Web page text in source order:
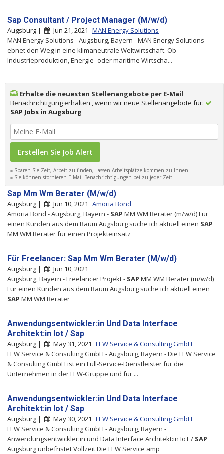
Sap Consultant / Project Manager (M/w/d)
Augsburg | Jun 21, 2021 MAN Energy Solutions
MAN Energy Solutions - Augsburg, Bayern - MAN Energy Solutions
ebnet den Weg in eine klimaneutrale Weltwirtschaft. Ob
Industrieproduktion, Energie- oder maritime Wirtscha...
Erhalte die neuesten Stellenangebote per E-Mail
Benachrichtigung erhalten , wenn wir neue Stellenangebote für:
SAP Jobs in Augsburg
Sparen Sie Zeit, Arbeit zu finden, Lassen Arbeitsplätze kommen zu Ihnen.
Sie können stornieren E-Mail Benachrichtigungen bei zu jeder Zeit.
Sap Mm Wm Berater (M/w/d)
Augsburg | Jun 10, 2021 Amoria Bond
Amoria Bond - Augsburg, Bayern - SAP MM WM Berater (m/w/d) Für
einen Kunden aus dem Raum Augsburg suche ich aktuell einen SAP
MM WM Berater für einen Projekteinsatz
Für Freelancer: Sap Mm Wm Berater (M/w/d)
Augsburg |
Jun 10, 2021
Augsburg, Bayern - Freelancer Projekt - SAP MM WM Berater (m/w/d)
Für einen Kunden aus dem Raum Augsburg suche ich aktuell einen
SAP MM WM Berater
Anwendungsentwickler:in Und Data Interface
Architekt:in Iot / Sap
Augsburg | May 31, 2021 LEW Service & Consulting GmbH
LEW Service & Consulting GmbH - Augsburg, Bayern - Die LEW Service
& Consulting GmbH ist ein Full-Service-Dienst­leister für die
Unternehmen in der LEW-Gruppe und für ...
Anwendungsentwickler:in Und Data Interface
Architekt:in Iot / Sap
Augsburg | May 30, 2021 LEW Service & Consulting GmbH
LEW Service & Consulting GmbH - Augsburg, Bayern -
Anwendungsentwickler:in und Data Interface Architekt:in IoT / SAP
Augsburg unbefristet Vollzeit Die LEW Service amp